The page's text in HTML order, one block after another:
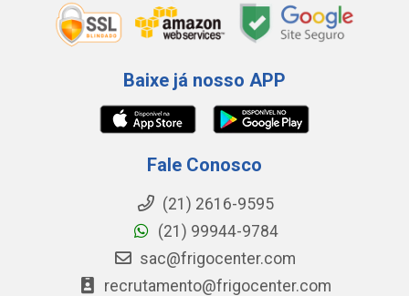
Baixe já nosso APP
Fale Conosco
(21) 2616-9595
(21) 99944-9784
sac@frigocenter.com
recrutamento@frigocenter.com